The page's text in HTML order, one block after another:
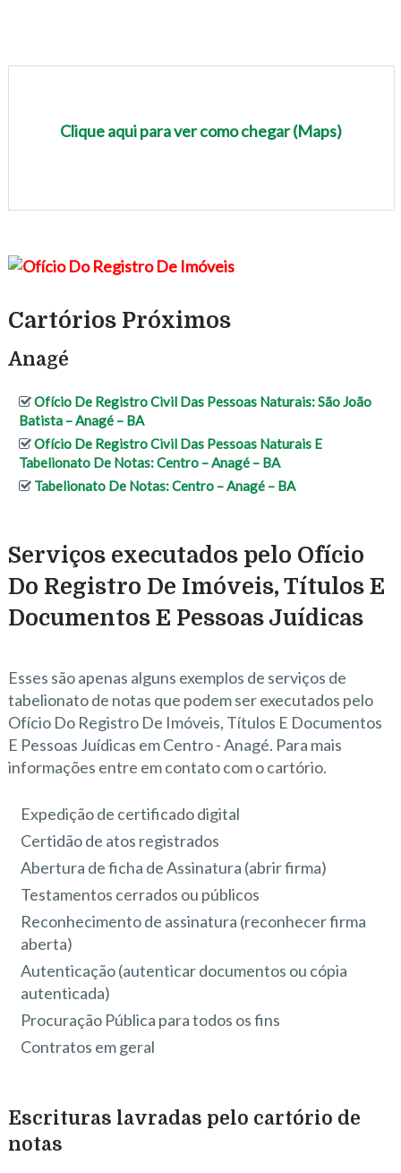
Clique aqui para ver como chegar (Maps)
Cartórios Próximos
Anagé
Ofício De Registro Civil Das Pessoas Naturais: São João
Batista – Anagé – BA
Ofício De Registro Civil Das Pessoas Naturais E
Tabelionato De Notas: Centro – Anagé – BA
Tabelionato De Notas: Centro – Anagé – BA
Serviços executados pelo Ofício
Do Registro De Imóveis, Títulos E
Documentos E Pessoas Juídicas
Esses são apenas alguns exemplos de serviços de
tabelionato de notas que podem ser executados pelo
Ofício Do Registro De Imóveis, Títulos E Documentos
E Pessoas Juídicas em Centro - Anagé. Para mais
informações entre em contato com o cartório.
Expedição de certificado digital
Certidão de atos registrados
Abertura de ficha de Assinatura (abrir firma)
Testamentos cerrados ou públicos
Reconhecimento de assinatura (reconhecer firma
aberta)
Autenticação (autenticar documentos ou cópia
autenticada)
Procuração Pública para todos os fins
Contratos em geral
Escrituras lavradas pelo cartório de
notas